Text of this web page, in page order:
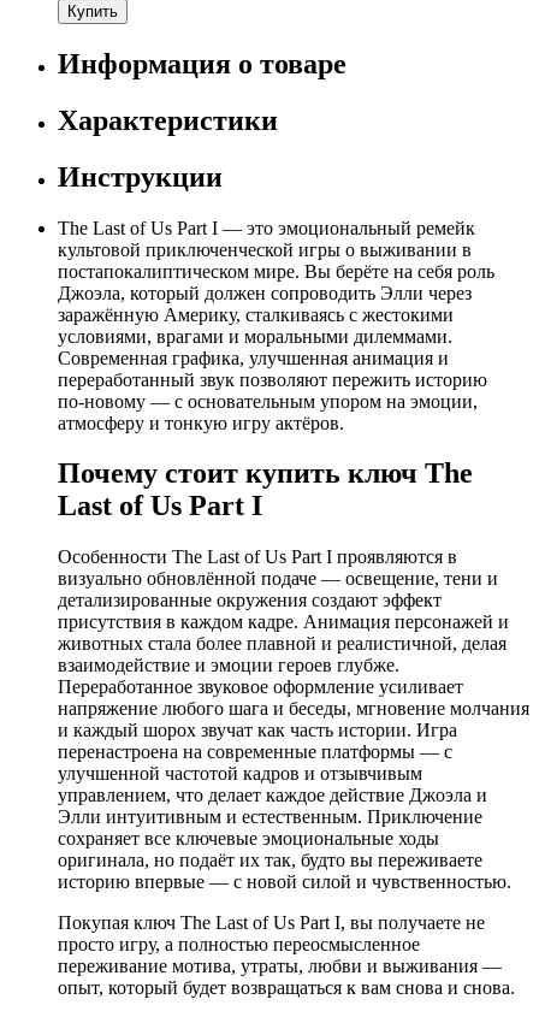
Купить
Информация о товаре
Характеристики
Инструкции
The Last of Us Part I — это эмоциональный ремейк
культовой приключенческой игры о выживании в
постапокалиптическом мире. Вы берёте на себя роль
Джоэла, который должен сопроводить Элли через
заражённую Америку, сталкиваясь с жестокими
условиями, врагами и моральными дилеммами.
Современная графика, улучшенная анимация и
переработанный звук позволяют пережить историю
по‑новому — с основательным упором на эмоции,
атмосферу и тонкую игру актёров.
Почему стоит купить ключ The
Last of Us Part I
Особенности The Last of Us Part I проявляются в
визуально обновлённой подаче — освещение, тени и
детализированные окружения создают эффект
присутствия в каждом кадре. Анимация персонажей и
животных стала более плавной и реалистичной, делая
взаимодействие и эмоции героев глубже.
Переработанное звуковое оформление усиливает
напряжение любого шага и беседы, мгновение молчания
и каждый шорох звучат как часть истории. Игра
перенастроена на современные платформы — с
улучшенной частотой кадров и отзывчивым
управлением, что делает каждое действие Джоэла и
Элли интуитивным и естественным. Приключение
сохраняет все ключевые эмоциональные ходы
оригинала, но подаёт их так, будто вы переживаете
историю впервые — с новой силой и чувственностью.
Покупая ключ The Last of Us Part I, вы получаете не
просто игру, а полностью переосмысленное
переживание мотива, утраты, любви и выживания —
опыт, который будет возвращаться к вам снова и снова.